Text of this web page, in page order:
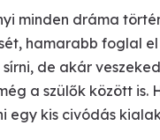
minden dráma
hamarabb foglal
de akár
a szülők között
egy kis civódás